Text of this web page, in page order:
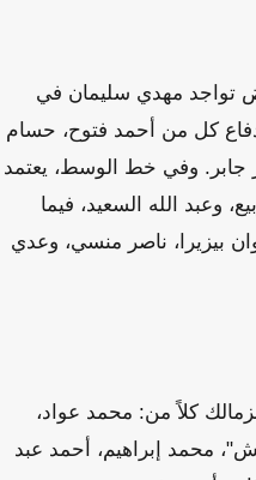
تواجد مهدي سليمان في
كل من أحمد فتوح، حسام
جابر. وفي خط الوسط، يعتمد
وعبد الله السعيد، فيما
بيزيرا، ناصر منسي، وعدي
كلاً من: محمد عواد،
محمد إبراهيم، أحمد عبد